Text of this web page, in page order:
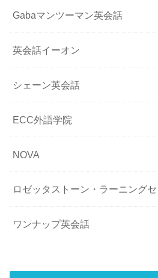
Gabaマンツーマン英会話
英会話イーオン
シェーン英会話
ECC外語学院
NOVA
ロゼッタストーン・ラーニング
ワンナップ英会話